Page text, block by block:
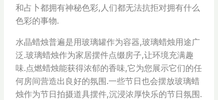
和占卜都拥有神秘色彩,人们都无法抗拒对拥有什么
色彩的事物.
水晶蜡烛普遍是用玻璃罐作为容器,玻璃蜡烛用途广
泛.玻璃蜡烛作为家居摆件点缀房子,让环境充满趣
味.点燃蜡烛能获得浓郁的香味,它为您展示它们的任
何房间营造出良好的氛围.一些节日也会摆放玻璃蜡
烛作为节日拍摄道具摆件,沉浸浓厚快乐的节日氛围.